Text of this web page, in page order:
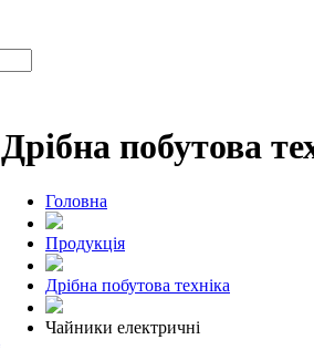
Дрібна побутова
Головна
Продукцiя
Дрібна побутова техніка
Чайники електричні